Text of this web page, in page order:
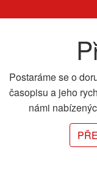
Postaráme se o
časopisu a jeho
námi